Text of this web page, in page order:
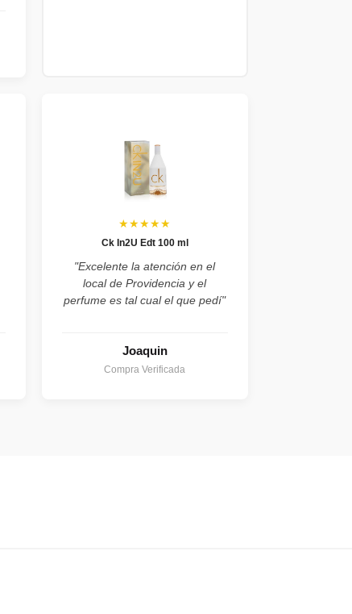
★★★★★
Ck In2U Edt 100 ml
"Excelente la atención en el
local de Providencia y el
perfume es tal cual el que pedí"
Joaquin
Compra Verificada